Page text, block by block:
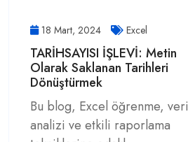
18 Mart, 2024 Excel
TARİHSAYISI İŞLEVİ: Metin
Olarak Saklanan Tarihleri
Dönüştürmek
Bu blog, Excel öğrenme, veri
analizi ve etkili raporlama